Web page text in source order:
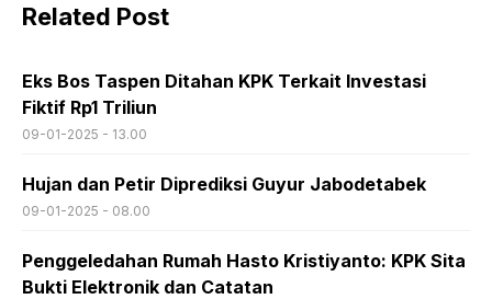
Related Post
Eks Bos Taspen Ditahan KPK Terkait Investasi
Fiktif Rp1 Triliun
09-01-2025 - 13.00
Hujan dan Petir Diprediksi Guyur Jabodetabek
09-01-2025 - 08.00
Penggeledahan Rumah Hasto Kristiyanto: KPK Sita
Bukti Elektronik dan Catatan